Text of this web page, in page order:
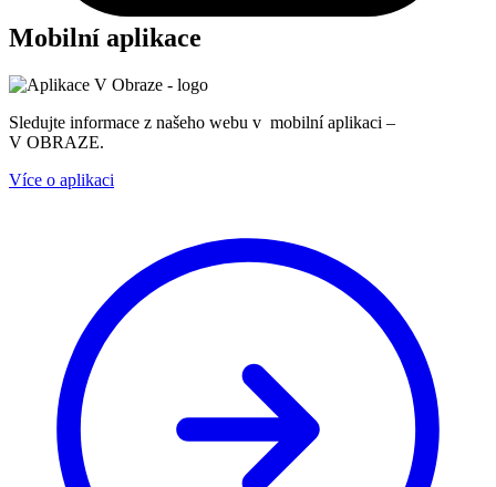
Mobilní aplikace
Sledujte informace z našeho webu v mobilní aplikaci –
V OBRAZE.
Více o aplikaci